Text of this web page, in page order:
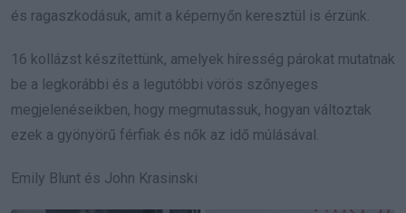
és ragaszkodásuk, amit a képernyőn keresztül is érzünk.
16 kollázst készítettünk, amelyek híresség párokat mutatnak
be a legkorábbi és a legutóbbi vörös szőnyeges
megjelenéseikben, hogy megmutassuk, hogyan változtak
ezek a gyönyörű férfiak és nők az idő múlásával.
Emily Blunt és John Krasinski